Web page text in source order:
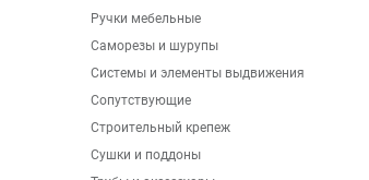
Ручки мебельные
Саморезы и шурупы
Системы и элементы выдвижения
Сопутствующие
Строительный крепеж
Сушки и поддоны